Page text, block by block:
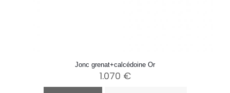
Jonc grenat+calcédoine Or
1.070 €